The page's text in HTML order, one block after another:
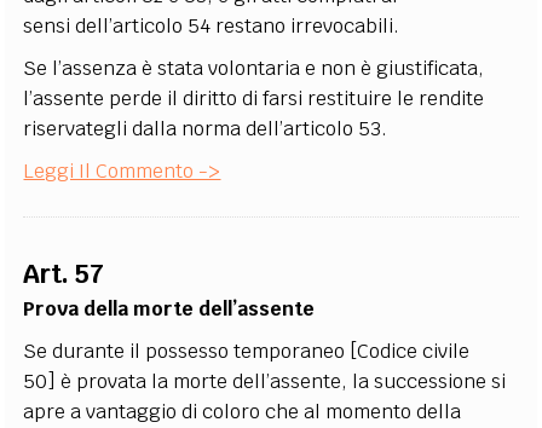
sensi dell’articolo 54 restano irrevocabili.
Se l’assenza è stata volontaria e non è giustificata,
l’assente perde il diritto di farsi restituire le rendite
riservategli dalla norma dell’articolo 53.
Leggi Il Commento ->
Art. 57
Prova della morte dell’assente
Se durante il possesso temporaneo [Codice civile
50] è provata la morte dell’assente, la successione si
apre a vantaggio di coloro che al momento della